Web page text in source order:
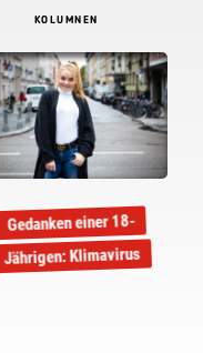
KOLUMNEN
Gedanken einer 18-
Jährigen: Klimavirus